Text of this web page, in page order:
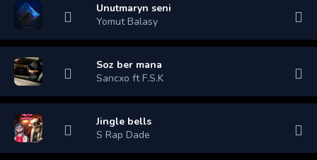
Unutmaryn seni
Yomut Balasy
Soz ber mana
Sancxo ft F.S.K
Jingle bells
S Rap Dade